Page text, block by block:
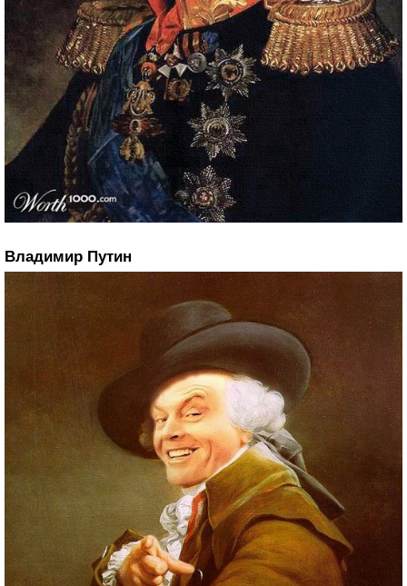
Владимир Путин